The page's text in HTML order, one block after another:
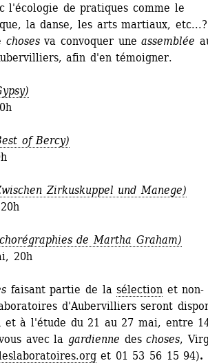
l'écologie de pratiques comme le
la danse, les arts martiaux, etc...?
chosesva convoquer une assemblée
afin d'en témoigner.
of Bercy)
Zirkuskuppel und Manege)
de Martha Graham)
20h
faisant partie de la sélection et non-
d'Aubervilliers seront
et à l'étude du 21 au 27 mai, entre
avec la gardienne des choses,
et 01 53 56 15 94).